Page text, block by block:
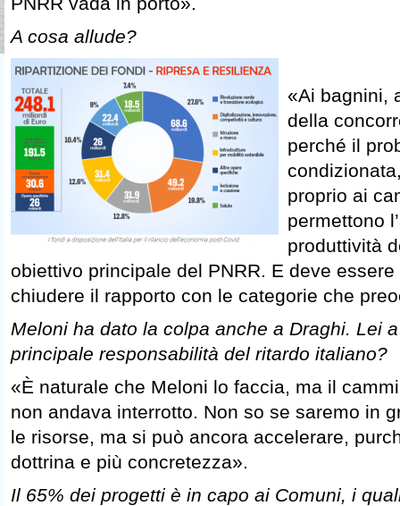
A cosa allude?
«Ai bagnini,
della
perché il
proprio ai
permettono
produttività
obiettivo principale del PNRR. E deve
chiudere il rapporto con le categorie che
Meloni ha dato la colpa anche a Draghi. Lei
principale responsabilità del ritardo italiano?
«È naturale che Meloni lo faccia, ma il
non andava interrotto. Non so se saremo in
le risorse, ma si può ancora accelerare,
dottrina e più concretezza».
Il 65% dei progetti è in capo ai Comuni, i